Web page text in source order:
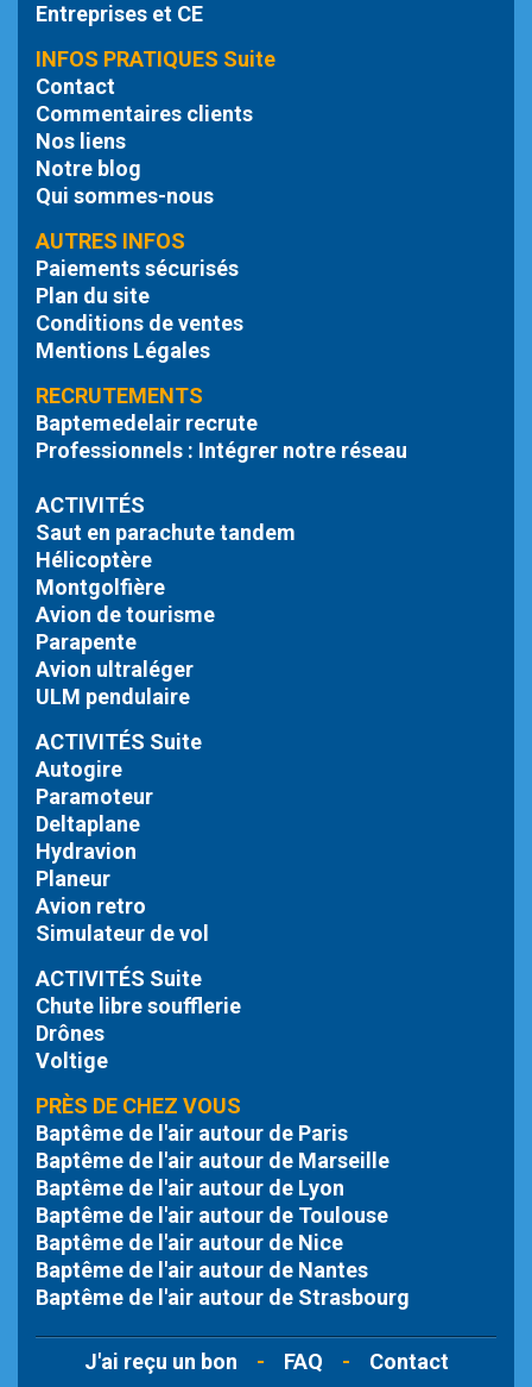
Entreprises et CE
INFOS PRATIQUES Suite
Contact
Commentaires clients
Nos liens
Notre blog
Qui sommes-nous
AUTRES INFOS
Paiements sécurisés
Plan du site
Conditions de ventes
Mentions Légales
RECRUTEMENTS
Baptemedelair recrute
Professionnels : Intégrer notre réseau
ACTIVITÉS
Saut en parachute tandem
Hélicoptère
Montgolfière
Avion de tourisme
Parapente
Avion ultraléger
ULM pendulaire
ACTIVITÉS Suite
Autogire
Paramoteur
Deltaplane
Hydravion
Planeur
Avion retro
Simulateur de vol
ACTIVITÉS Suite
Chute libresoufflerie
Drônes
Voltige
PRÈS DE CHEZ VOUS
Baptême de l'air autour de Paris
Baptême de l'air autour de Marseille
Baptême de l'air autour de Lyon
Baptême de l'air autour de Toulouse
Baptême de l'air autour de Nice
Baptême de l'air autour de Nantes
Baptême de l'air autour de Strasbourg
J'ai reçu un bon - FAQ - Contact